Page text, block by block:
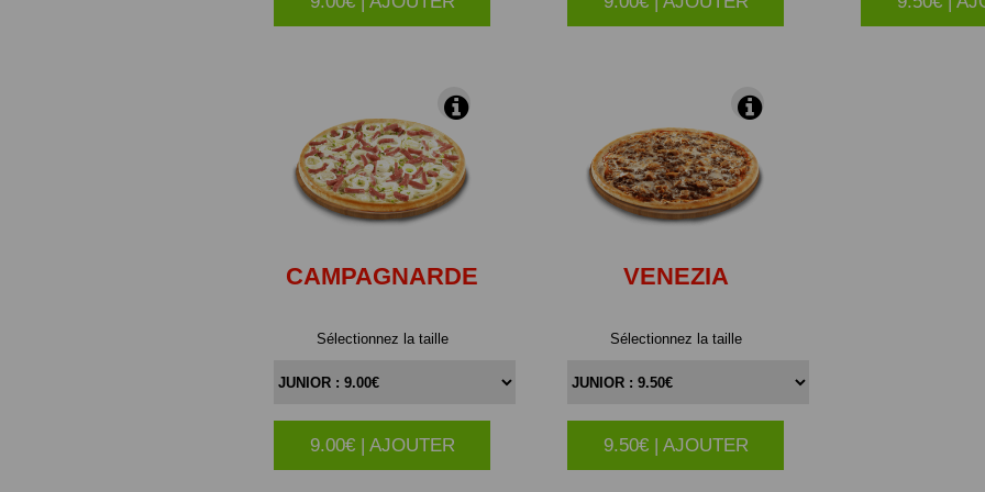
CAMPAGNARDE
Sélectionnez la taille
|
9.00€ | AJOUTER
VENEZIA
Sélectionnez la taille
|
9.50€ | AJOUTER